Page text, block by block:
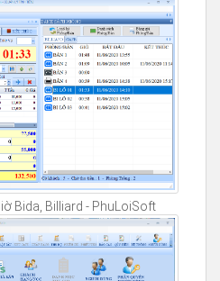
Bida, Billiard - PhuLoiSoft